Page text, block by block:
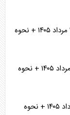
جدول قطعی برق استان کرمانشاه فردا شنبه ۱۷ مرداد ۱۴۰۵ + نحوه
جدول قطعی برق استان اصفهان فردا شنبه ۱۷ مرداد ۱۴۰۵ + نحوه
جدول قطعی برق استان فارس فردا شنبه ۱۷ مرداد ۱۴۰۵ + نحوه